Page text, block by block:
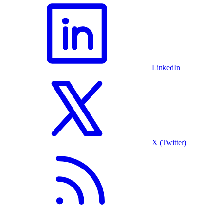
LinkedIn
X (Twitter)